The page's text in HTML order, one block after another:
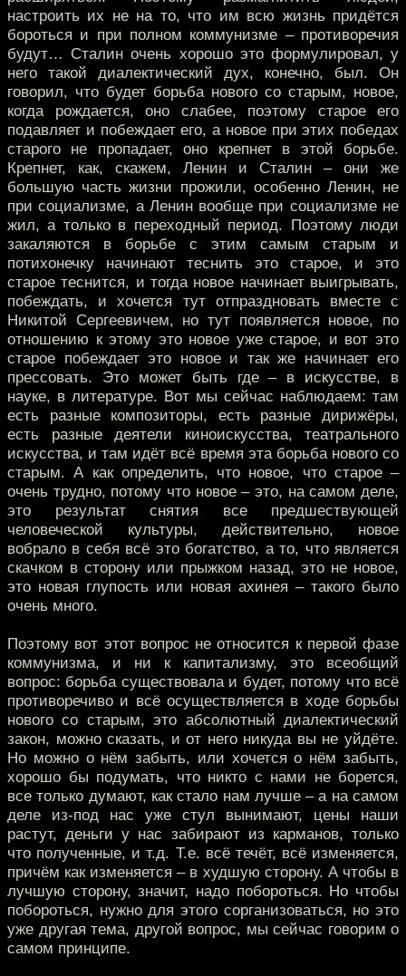
настроить их не на то, что им всю жизнь придётся
бороться и при полном коммунизме – противоречия
будут… Сталин очень хорошо это формулировал, у
него такой диалектический дух, конечно, был. Он
говорил, что будет борьба нового со старым, новое,
когда рождается, оно слабее, поэтому старое его
подавляет и побеждает его, а новое при этих победах
старого не пропадает, оно крепнет в этой борьбе.
Крепнет, как, скажем, Ленин и Сталин – они же
большую часть жизни прожили, особенно Ленин, не
при социализме, а Ленин вообще при социализме не
жил, а только в переходный период. Поэтому люди
закаляются в борьбе с этим самым старым и
потихонечку начинают теснить это старое, и это
старое теснится, и тогда новое начинает выигрывать,
побеждать, и хочется тут отпраздновать вместе с
Никитой Сергеевичем, но тут появляется новое, по
отношению к этому это новое уже старое, и вот это
старое побеждает это новое и так же начинает его
прессовать. Это может быть где – в искусстве, в
науке, в литературе. Вот мы сейчас наблюдаем: там
есть разные композиторы, есть разные дирижёры,
есть разные деятели киноискусства, театрального
искусства, и там идёт всё время эта борьба нового со
старым. А как определить, что новое, что старое –
очень трудно, потому что новое – это, на самом деле,
это результат снятия все предшествующей
человеческой культуры, действительно, новое
вобрало в себя всё это богатство, а то, что является
скачком в сторону или прыжком назад, это не новое,
это новая глупость или новая ахинея – такого было
очень много.
Поэтому вот этот вопрос не относится к первой фазе
коммунизма, и ни к капитализму, это всеобщий
вопрос: борьба существовала и будет, потому что всё
противоречиво и всё осуществляется в ходе борьбы
нового со старым, это абсолютный диалектический
закон, можно сказать, и от него никуда вы не уйдёте.
Но можно о нём забыть, или хочется о нём забыть,
хорошо бы подумать, что никто с нами не борется,
все только думают, как стало нам лучше – а на самом
деле из-под нас уже стул вынимают, цены наши
растут, деньги у нас забирают из карманов, только
что полученные, и т.д. Т.е. всё течёт, всё изменяется,
причём как изменяется – в худшую сторону. А чтобы в
лучшую сторону, значит, надо побороться. Но чтобы
побороться, нужно для этого сорганизоваться, но это
уже другая тема, другой вопрос, мы сейчас говорим о
самом принципе.